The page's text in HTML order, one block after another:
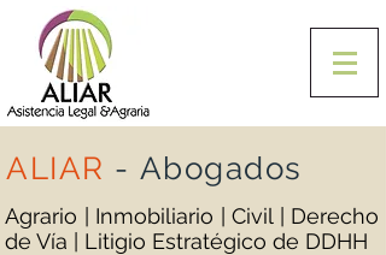
ALIAR - Abogados
Agrario | Inmobiliario | Civil | Derecho
de Vía | Litigio Estratégico de DDHH